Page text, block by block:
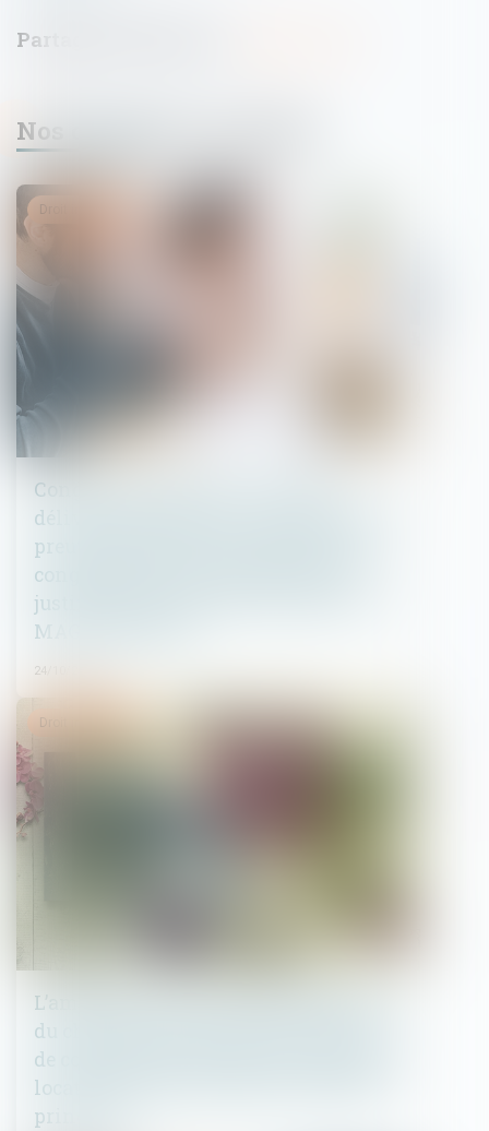
Nos dernières actualités
Congé pour motif réel et sérieux
délivré par le bailleur : les éléments de
preuve postérieurs à la délivrance du
congé peuvent être appréciés pour
justifier des intentions du bailleur | LE
MAG JURIDIQUE
24/10/2023
Droit immobilier
L’amende civile pour non-déclaration
du changement d’usage d’une location
de courte durée n’est pas due lorsque la
location ne constitue pas la résidence
principale
Droit immobilier